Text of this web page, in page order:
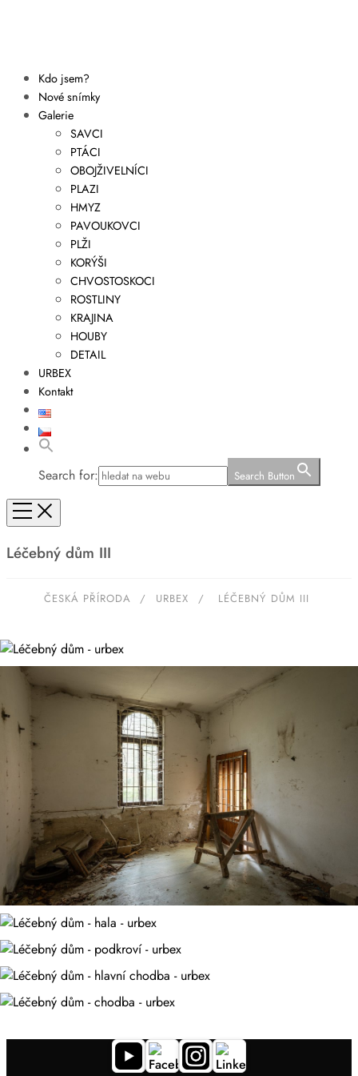
Kdo jsem?
Nové snímky
Galerie
SAVCI
PTÁCI
OBOJŽIVELNÍCI
PLAZI
HMYZ
PAVOUKOVCI
PLŽI
KORÝŠI
CHVOSTOSKOCI
ROSTLINY
KRAJINA
HOUBY
DETAIL
URBEX
Kontakt
Search for: Search Button
Léčebný dům III
ČESKÁ PŘÍRODA / URBEX / LÉČEBNÝ DŮM III